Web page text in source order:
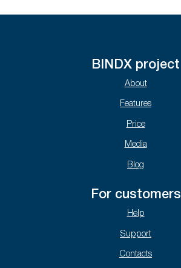
BINDX project
About
Features
Price
Media
Blog
For customers
Help
Support
Contacts